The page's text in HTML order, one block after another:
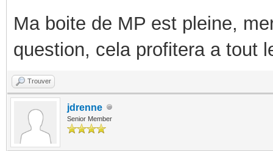
Ma boite de MP est pleine,
question, cela profitera a tout
Trouver
jdrenne
Senior Member